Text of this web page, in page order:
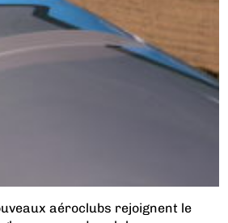
aéroclubs rejoignent le